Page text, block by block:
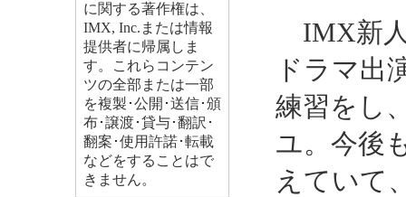
に関する著作権は、
IMX, Inc.または情報
提供者に帰属しま
す。これらコンテン
ツの全部または一部
を複製･公開･送信･頒
布･譲渡･貸与･翻訳･
翻案･使用許諾･転載
などをすることはで
きません。
IMX新
ドラマ出
練習をし
ユ。今後
えていて